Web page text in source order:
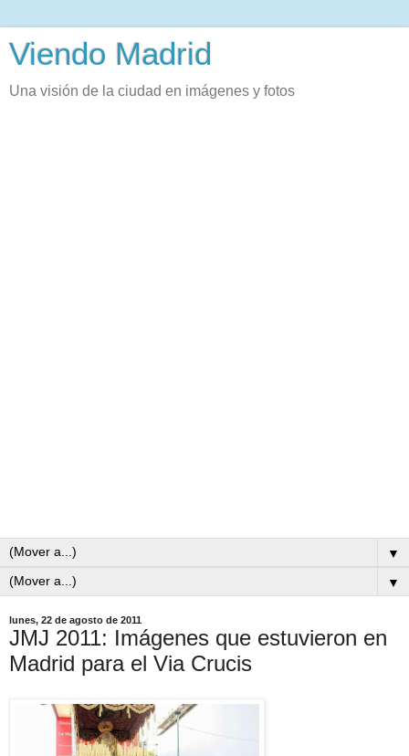
Viendo Madrid
Una visión de la ciudad en imágenes y fotos
▼
▼
lunes, 22 de agosto de 2011
JMJ 2011: Imágenes que estuvieron en
Madrid para el Via Crucis